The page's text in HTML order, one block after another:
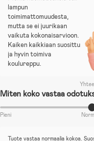
lampun
toimimattomuudesta,
mutta se ei juurikaan
vaikuta kokonaisarvioon.
Kaiken kaikkiaan suosittu
ja hyvin toimiva
koulureppu.
Miten koko vastaa
Pieni
Tuote vastaa normaalia kokoa.